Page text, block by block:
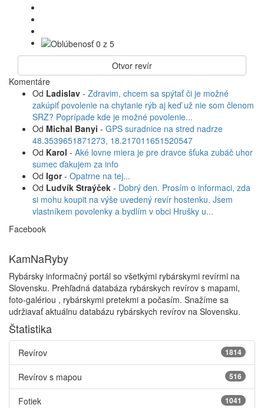
Otvor revír
Komentáre
Od Ladislav - Zdravim, chcem sa spýtať či je možné
zakúpiť povolenie na chytanie rýb aj keď už nie som členom
SRZ? Poprípade kde je možné povolenie...
Od Michal Banyi - GPS suradnice na stred nadrze
48.3539651871273, 18.217011651520547
Od Karol - Aké lovne miera je pre dravce šťuka zubáč uhor
sumec ďakujem za info
Od Igor- Opatrne na tej...
Od Ludvík Straýček - Dobrý den. Prosím o informaci, zda
si mohu koupit na výše uvedený revír hostenku. Jsem
vlastníkem povolenky a bydlím v obci Hrušky u...
Facebook
KamNaRyby
Rybársky informačný portál so všetkými rybárskymi revírmi na
Slovensku. Prehľadná databáza rybárskych revírov s mapami,
foto-galériou , rybárskymi pretekmi a počasím. Snažíme sa
udržiavať aktuálnu databázu rybárskych revírov na Slovensku.
Štatistika
1814
Revírov
516
Revírov s mapou
1041
Fotiek